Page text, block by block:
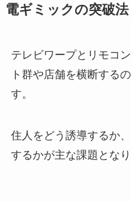
電ギミックの突破法
テレビワープとリモコ
ト群や店舗を横断する
す。
住人をどう誘導するか
するかが主な課題となり